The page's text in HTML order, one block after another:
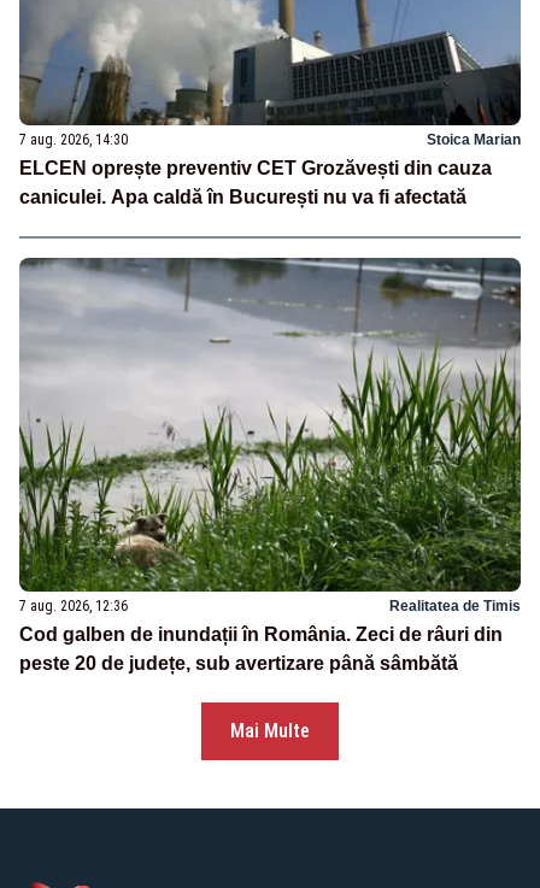
7 aug. 2026, 14:30 Stoica Marian
ELCEN oprește preventiv CET Grozăvești din cauza
caniculei. Apa caldă în București nu va fi afectată
7 aug. 2026, 12:36 Realitatea de Timis
Cod galben de inundații în România. Zeci de râuri din
peste 20 de județe, sub avertizare până sâmbătă
Mai Multe